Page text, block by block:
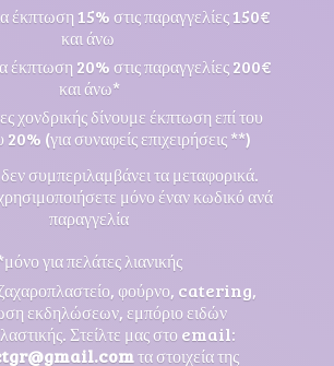
έκπτωση 15% στις παραγγελίες 150€
και άνω
έκπτωση 20% στις παραγγελίες 200€
και άνω*
χονδρικής δίνουμε έκπτωση επί του
20% (για συναφείς επιχειρήσεις **)
συμπεριλαμβάνει τα μεταφορικά.
μόνο έναν κωδικό ανά
παραγγελία
για πελάτες λιανικής
φούρνο, catering,
εκδηλώσεων, εμπόριο ειδών
Στείλτε μας στο email:
τα στοιχεία της